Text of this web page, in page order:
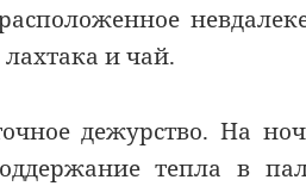
и чай.
дежурство. На
тепла в